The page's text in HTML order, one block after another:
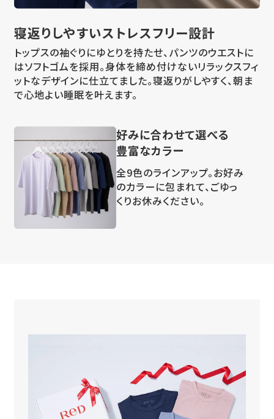
寝返りしやすいストレスフリー設計
トップスの袖ぐりにゆとりを持たせ、パンツのウエストに
はソフトゴムを採用。身体を締め付けないリラックスフィ
ットなデザインに仕立てました。寝返りがしやすく、朝ま
で心地よい睡眠を叶えます。
好みに合わせて選べる
豊富なカラー
全9色のラインアップ。お好み
のカラーに包まれて、ごゆっ
くりお休みください。